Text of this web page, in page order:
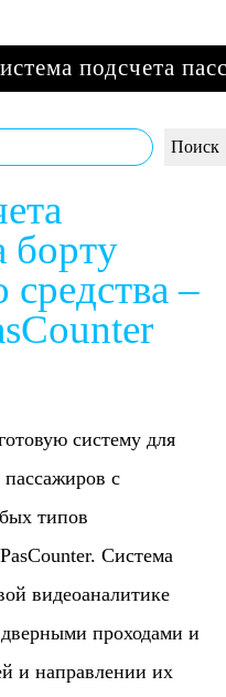
подсчета
Поиск
борту
средства –
систему для
пассажиров с
типов
Система
видеоаналитике
проходами и
и направлении их